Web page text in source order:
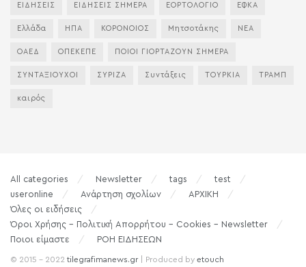
ΕΙΔΗΣΕΙΣ ΕΙΔΗΣΕΙΣ ΣΗΜΕΡΑ ΕΟΡΤΟΛΟΓΙΟ ΕΦΚΑ
Ελλάδα ΗΠΑ ΚΟΡΟΝΟΙΟΣ Μητσοτάκης ΝΕΑ
ΟΑΕΔ ΟΠΕΚΕΠΕ ΠΟΙΟΙ ΓΙΟΡΤΑΖΟΥΝ ΣΗΜΕΡΑ
ΣΥΝΤΑΞΙΟΥΧΟΙ ΣΥΡΙΖΑ Συντάξεις ΤΟΥΡΚΙΑ ΤΡΑΜΠ
καιρός
All categories Newsletter tags
test
useronline
Ανάρτηση σχολίων
ΑΡΧΙΚΗ
Όλες οι ειδήσεις
Όροι Χρήσης – Πολιτική Απορρήτου – Cookies – Newsletter
Ποιοι είμαστε
ΡΟΗ ΕΙΔΗΣΕΩΝ
© 2015 - 2022 tilegrafimanews.gr| Produced by etouch